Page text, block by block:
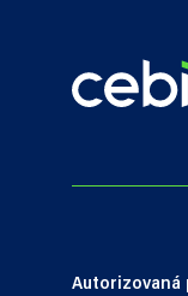
Autorizovaná